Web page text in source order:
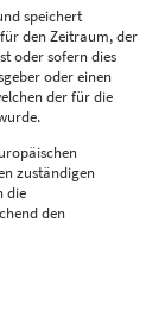
speichert
den Zeitraum, der
oder sofern dies
oder einen
der für die
zuständigen
die
den